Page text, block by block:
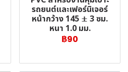
รถยนต์และเฟอร์นิเจอร์
หน้ากว้าง 145 ± 3 ซม.
หนา 1.0 มม.
฿90